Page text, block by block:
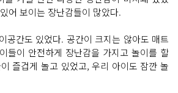
어 보이는 장난감들이 많았다.
공간도 있었다. 공간이 크지는 않아도 매트
들이 안전하게 장난감을 가지고 놀이를 할
즐겁게 놀고 있었고, 우리 아이도 잠깐 놀